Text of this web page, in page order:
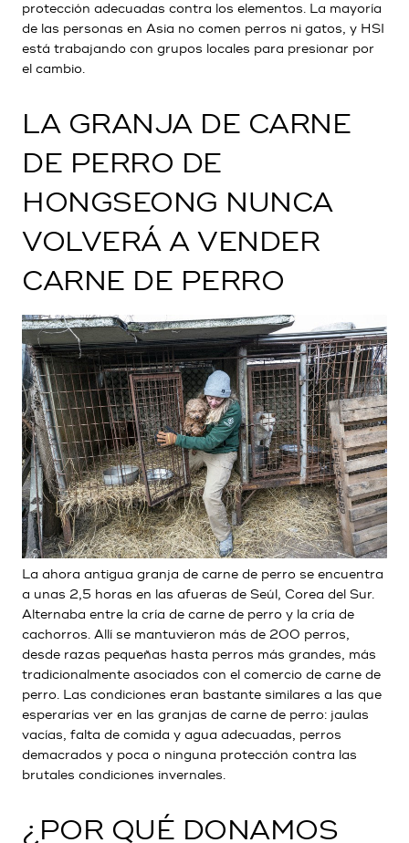
protección adecuadas contra los elementos. La mayoría
de las personas en Asia no comen perros ni gatos, y HSI
está trabajando con grupos locales para presionar por
el cambio.
LA GRANJA DE CARNE
DE PERRO DE
HONGSEONG NUNCA
VOLVERÁ A VENDER
CARNE DE PERRO
La ahora antigua granja de carne de perro se encuentra
a unas 2,5 horas en las afueras de Seúl, Corea del Sur.
Alternaba entre la cría de carne de perro y la cría de
cachorros. Allí se mantuvieron más de 200 perros,
desde razas pequeñas hasta perros más grandes, más
tradicionalmente asociados con el comercio de carne de
perro. Las condiciones eran bastante similares a las que
esperarías ver en las granjas de carne de perro: jaulas
vacías, falta de comida y agua adecuadas, perros
demacrados y poca o ninguna protección contra las
brutales condiciones invernales.
¿POR QUÉ DONAMOS